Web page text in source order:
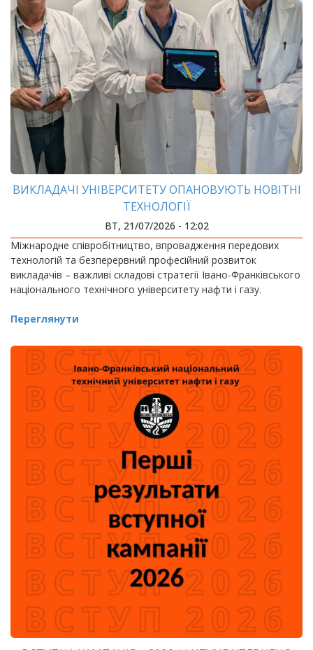
ВИКЛАДАЧІ УНІВЕРСИТЕТУ ОПАНОВУЮТЬ НОВІТНІ
ТЕХНОЛОГІЇ
ВТ, 21/07/2026 - 12:02
Міжнародне співробітництво, впровадження передових
технологій та безперервний професійний розвиток
викладачів – важливі складові стратегії Івано-Франківського
національного технічного університету нафти і газу.
Переглянути